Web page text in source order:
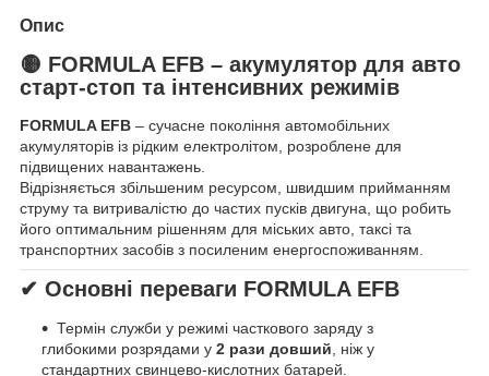
Опис
🟡 FORMULA EFB – акумулятор для авто
старт-стоп та інтенсивних режимів
FORMULA EFB – сучасне покоління автомобільних
акумуляторів із рідким електролітом, розроблене для
підвищених навантажень.
Відрізняється збільшеним ресурсом, швидшим прийманням
струму та витривалістю до частих пусків двигуна, що робить
його оптимальним рішенням для міських авто, таксі та
транспортних засобів з посиленим енергоспоживанням.
✔ Основні переваги FORMULA EFB
Термін служби у режимі часткового заряду з
глибокими розрядами у 2 рази довший , ніж у
стандартних свинцево-кислотних батарей.